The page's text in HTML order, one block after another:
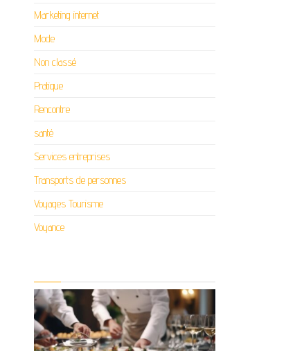
Marketing internet
Mode
Non classé
Pratique
Rencontre
santé
Services entreprises
Transports de personnes
Voyages Tourisme
Voyance